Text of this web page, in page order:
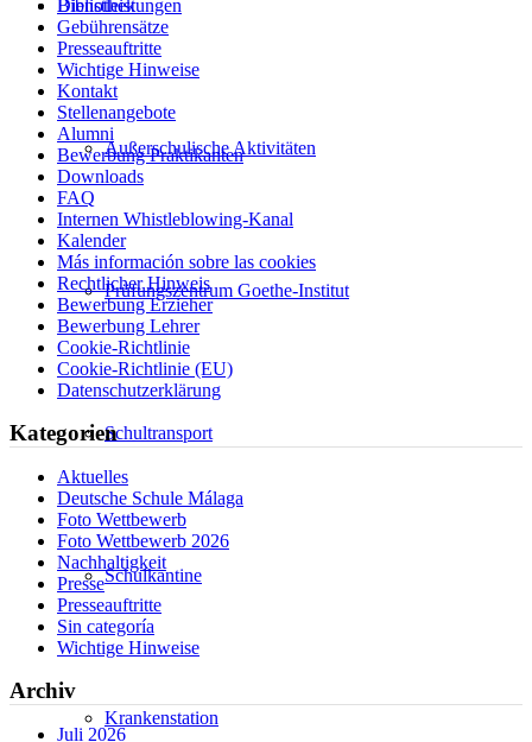
Dienstleistungen
Außerschulische Aktivitäten
Prüfungszentrum Goethe-Institut
Schultransport
Schulkantine
Krankenstation
Bibliothek
Gebührensätze
Presseauftritte
Wichtige Hinweise
Kontakt
Stellenangebote
Alumni
Bewerbung Praktikanten
Downloads
FAQ
Internen Whistleblowing-Kanal
Kalender
Más información sobre las cookies
Rechtlicher Hinweis
Bewerbung Erzieher
Bewerbung Lehrer
Cookie-Richtlinie
Cookie-Richtlinie (EU)
Datenschutzerklärung
Kategorien
Aktuelles
Deutsche Schule Málaga
Foto Wettbewerb
Foto Wettbewerb 2026
Nachhaltigkeit
Presse
Presseauftritte
Sin categoría
Wichtige Hinweise
Archiv
Juli 2026